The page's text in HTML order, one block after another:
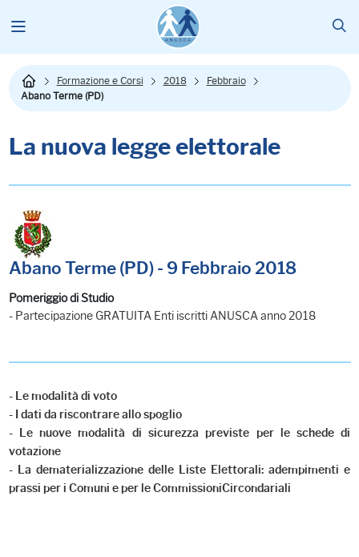
Formazione e Corsi 2018
Febbraio
Abano Terme (PD)
La nuova legge elettorale
Abano Terme (PD) - 9 Febbraio 2018
Pomeriggio di Studio
- Partecipazione GRATUITA Enti iscritti ANUSCA anno 2018
- Le modalità di voto
- I dati da riscontrare allo spoglio
- Le nuove modalità di sicurezza previste per le schede di
votazione
- La dematerializzazione delle Liste Elettorali: adempimenti e
prassi per i Comuni e per le CommissioniCircondariali